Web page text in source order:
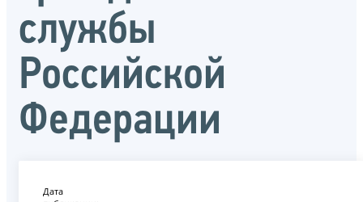
службы
Российской
Федерации
Дата